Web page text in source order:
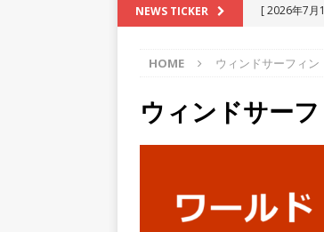
NEWS TICKER [ 2026年7月
[ 2026年5月
[ 2026年5
230以上の
上営業増益
[ 2026年5月
HOME ウィンドサーフィン
ウィンドサー